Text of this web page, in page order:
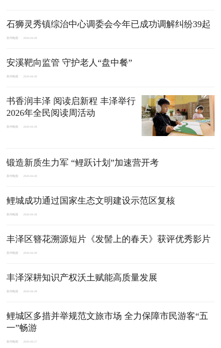
石狮灵秀镇综治中心调委会今年已成功调解纠纷39起
泉州晚报 2026-04-28
安溪靶向监管 守护老人“盘中餐”
泉州晚报 2026-04-28
书香润丰泽 阅读启新程 丰泽举行
2026年全民阅读周活动
泉州晚报 2026-04-28
锻造新质生力军 “鲤跃计划”加速营开考
泉州晚报 2026-04-28
鲤城成功通过国家生态文明建设示范区复核
泉州晚报 2026-04-28
丰泽区簪花溯源短片《发髻上的春天》获评优秀影片
泉州晚报 2026-04-28
丰泽深耕知识产权沃土赋能高质量发展
泉州晚报 2026-04-28
鲤城区多措并举规范文旅市场 全力保障市民游客“五
一”畅游
泉州晚报 2026-04-27